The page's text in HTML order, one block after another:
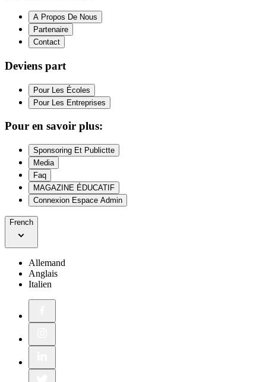
A Propos De Nous
Partenaire
Contact
Deviens part
Pour Les Écoles
Pour Les Entreprises
Pour en savoir plus:
Sponsoring Et Publictte
Media
Faq
MAGAZINE ÉDUCATIF
Connexion Espace Admin
French
Allemand
Anglais
Italien